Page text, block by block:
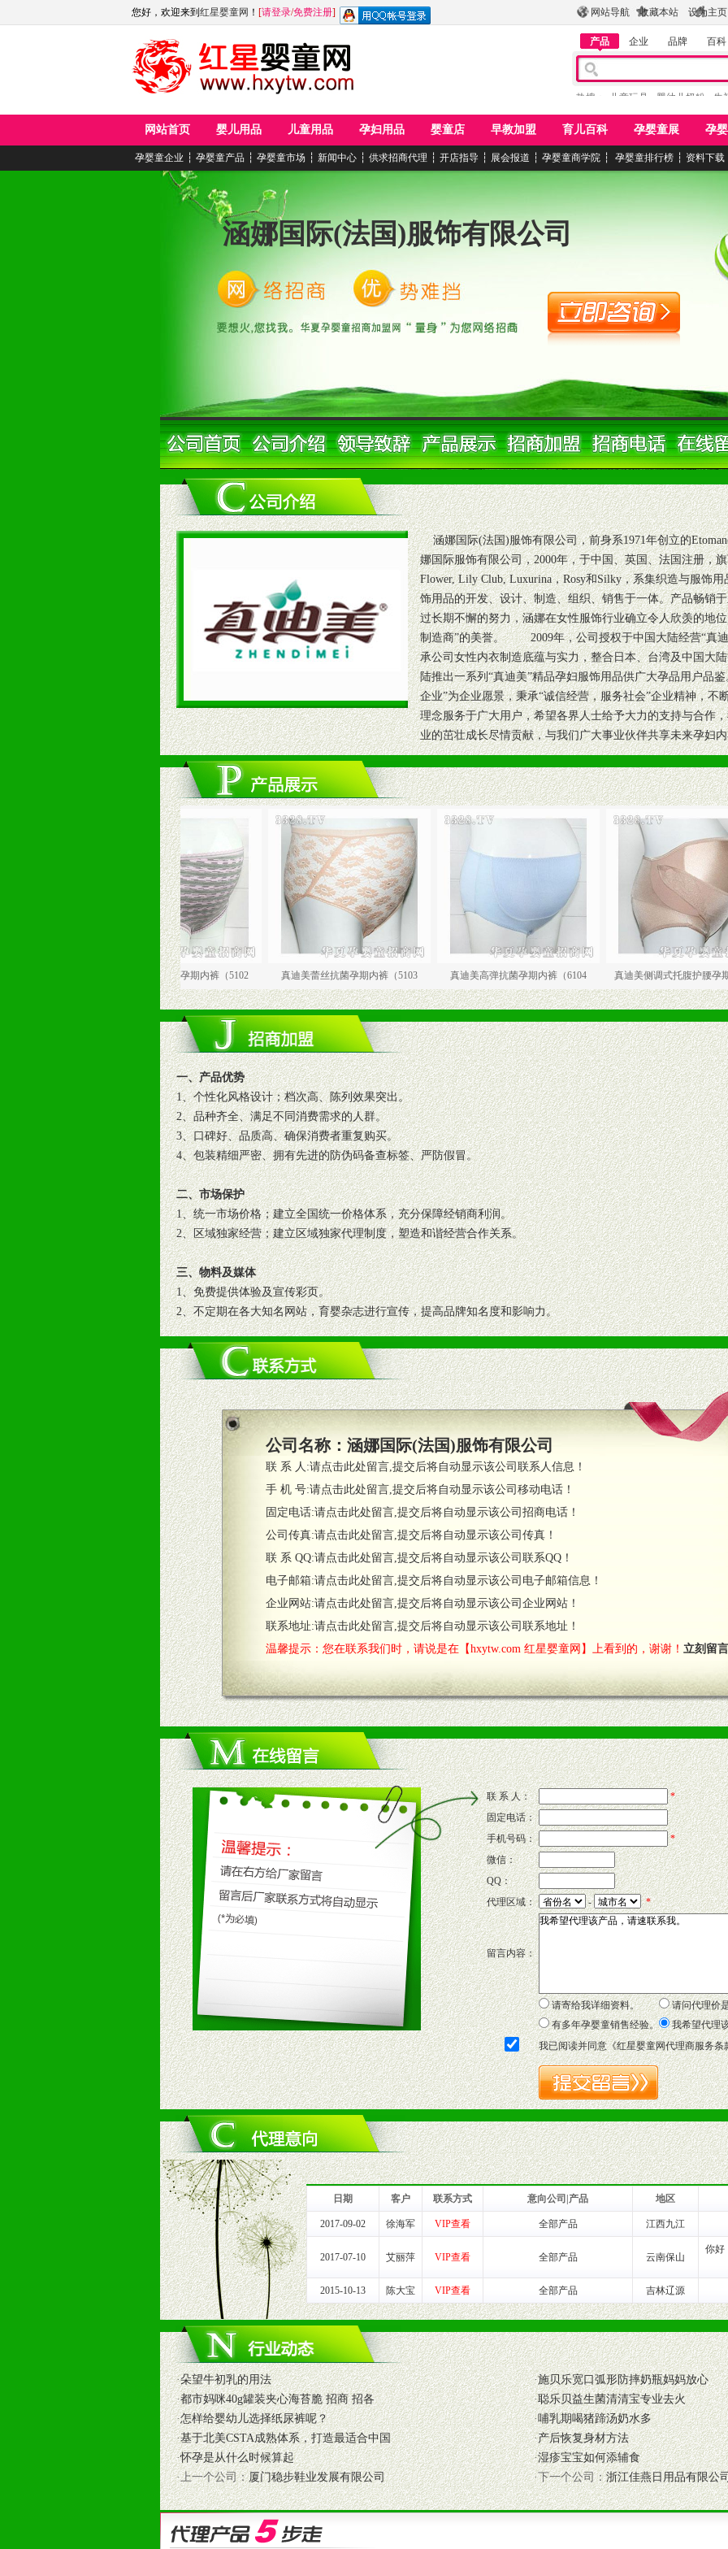
网站导航 收藏本站 设为主页
您好，欢迎来到 红星婴童网 ！ [请登录/免费注册]
产品 企业 品牌 百科
热搜： 儿童玩具 婴幼儿奶粉 牛
网站首页 婴儿用品 儿童用品 孕妇用品 婴童店 早教加盟 育儿百科 孕婴童展 孕
孕婴童企业 ┆ 孕婴童产品 ┆ 孕婴童市场 ┆ 新闻中心 ┆ 供求招商代理 ┆ 开店指导 ┆ 展会报道 ┆ 孕婴童商学院 ┆ 孕婴童排行榜 ┆ 资料下载
涵娜国际(法国)服饰有限公司
涵娜国际(法国)服饰有限公司，前身系1971年创立的
娜国际服饰有限公司，2000年，于中国、英国、法国注册，旗
Flower, Lily Club, Luxurina，Rosy和Silky，系集织造与服饰
饰用品的开发、设计、制造、组织、销售于一体。产品畅销
过长期不懈的努力，涵娜在女性服饰行业确立令人欣羡的地
制造商”的美誉。 2009年，公司授权于中国大陆经营“真迪
承公司女性内衣制造底蕴与实力，整合日本、台湾及中国大
陆推出一系列“真迪美”精品孕妇服饰用品供广大孕品用户
企业”为企业愿景，秉承“诚信经营，服务社会”企业精神，不
理念服务于广大用户，希望各界人士给予大力的支持与合作
业的茁壮成长尽情贡献，与我们广大事业伙伴共享未来孕妇
真迪美色织抗菌孕期内裤（5102 真迪美蕾丝抗菌孕期内裤（5103 真迪美高弹抗菌孕期内裤（6104 真迪美侧调式托腹护腰孕期裤（68
一、产品优势
1、个性化风格设计；档次高、陈列效果突出。
2、品种齐全、满足不同消费需求的人群。
3、口碑好、品质高、确保消费者重复购买。
4、包装精细严密、拥有先进的防伪码备查标签、严防假冒。
二、市场保护
1、统一市场价格；建立全国统一价格体系，充分保障经销商利润。
2、区域独家经营；建立区域独家代理制度，塑造和谐经营合作关系。
三、物料及媒体
1、免费提供体验及宣传彩页。
2、不定期在各大知名网站，育婴杂志进行宣传，提高品牌知名度和影响力。
3、根据地方实际情况提供销售喷绘画、促销架等销售道具。
四、市场操作及支持
1、根据区域市场协助制定具体营销策略。
2、根据具体情况公司给予必要市场支持。
3、根据市场需要，派驻区域销售人员全程跟踪服务，以确保产品顺利销售。
4、根据市场情况公司给予专职或兼职的业务代表及终端导购支持。
五、退换货制度
1、给予前期市场操作一定比例退换货政策。
2、对于临期，滞销品给予一定比例调换政策。
六、服务优势
1、完善的信息服务咨询中心：本着对代理商负责的态度，我们将及时回复您的疑问。
2、售后服务：突发性产品问题或消费者意见反馈，我们予以及时受理记录并合理妥善解决。
3、我们时刻整理各区销售情况，帮您诊断、分析市场，及时收编销售效果显着的案例，与您共商启动市场。
七、招商代理（全国各地）
1、认同我们的经营理念。
2、具备较好商业信誉和资金实力。
3、具备区域内良好的终端网点和销售渠道。
4、具备一定业务团队能力覆盖区域的流通渠道，孕婴童渠道，医药渠道并为之提供配送服务。
5、具备较强的市场操作意识，投入意识和配合意识。
八、品牌产品
1、不断提升品牌的知名度，美誉度。
2、不断开创新产品不断满足消费者的新需求及适应市场变化。
九、加盟优势
1、广告企划支持：产品手册、POP宣传画、三折页及宣传礼品全面配赠，免费提供软硬性平面广告、电台广
场武器。
2、市场保护支持：供优质产品，全套合法经营手续，采取统一底价供货、严格保证区域市场独占，杜绝串货
3、对代理商、经销商提供公司资执证明复印件，财务以帐单，税务发票，产品质量报告检测单，产品批号；
4、营销技术支持：因地制宜，采取方案，专家顾问团提供专柜、社区、HS、名人营销等各种模式市场实战操
5、返利奖励支持：累计进货奖励，年终完成任务返利。
6、售后服务支持：营销全程跟踪服务，提供企划、咨询、培训等企业售后服务。
7、退换货支持：诚信为本的退换货保障制度，使经销商市场操作全程无忧。
十、代理条件
1、拥有婴幼儿产品经销网络，营养品或保健食品相关渠道者。
2、认同公司产品及经营理念，有良好的商业道德，良好的商誉，良好的市场网络的公司及销售自然人。
3、严格按照统一最低渠道价格，统一最低零售价销售，保证良性的价格体系，保证均衡的利润体系。
4、具有一定的资金实力，良好的商业信誉，具备地理区位优势。
5、为维护区域经销商利益，不得窜货。
十一、公司支持
1、免费人员培训支持
由销售明星、业务拓展能手、专业营养师、儿童营养专家为客户提供包括销售、营养、售后服务等各项专业培
2、终端宣传品支持
提供全国统一的产品手册、妈妈手册、VI手册、专柜、POP终端宣传物料、多样化的促销物品、礼品等。
3、大型促销活动支持
根据市场开发需要，为代理商、经销商提供活动策划，物料支持、人员支持等。媒体宣传支持
专业的孕婴童媒体、杂志、直销目录等全国性投放，扩大产品体宣传支持
专业的孕婴童媒体、杂志、直销目录等全国性投放，扩大产品宣传，提高产品美誉度。
4、专业完善的售后服务支持
5、确保经销商相应区域内的独家垄断性经营权益。
6、实施经营管理支持，根据经销商销售情况派人员驻地指导。
7、严格控制价格的波动，并给予相应的政策，充分保证经销产品丰厚的利润空间和市场经营的高额回报。
8、提供合理的退换货保障制度，保证经销商合作零风险。
9、及时有力的推出各种终端促销活动来帮助经销商启动和拉动市场销售，提供终端物料及宣传促销用品的支
拉宝、海报、试用装等）
10、提供信息支持，使经销商商融入公司经营中，充分了解来自公司的行销计划，产品的发展，以及行业市场
11、提供方便、快捷、灵活、安全、高效和准确的后勤配送物。
公司名称： 涵娜国际(法国)服饰有限公司
联 系 人:请点击此处留言,提交后将自动显示该公司联系人信息！
手 机 号:请点击此处留言,提交后将自动显示该公司移动电话！
固定电话:请点击此处留言,提交后将自动显示该公司招商电话！
公司传真:请点击此处留言,提交后将自动显示该公司传真！
联 系 QQ:请点击此处留言,提交后将自动显示该公司联系QQ！
电子邮箱:请点击此处留言,提交后将自动显示该公司电子邮箱信息！
企业网站:请点击此处留言,提交后将自动显示该公司企业网站！
联系地址:请点击此处留言,提交后将自动显示该公司联系地址！
温馨提示：您在联系我们时，请说是在【hxytw.com 红星婴童网】上看到的，谢谢！ 立刻留言
联 系 人：
*
固定电话：
手机号码：
*
微信：
QQ：
代理区域：
- *
留言内容：
请寄给我详细资料。
请问代理价
有多年孕婴童销售经验。
我希望代理
我已阅读并同意《红星婴童网代理商服务条
日期 客户 联系方式 意向公司|产品 地区
2017-09-02 徐海军 VIP查看 全部产品 江西九江
2017-07-10 艾丽萍 VIP查看 全部产品 云南保山
你好
2015-10-13 陈大宝 VIP查看 全部产品 吉林辽源
·朵望牛初乳的用法 ·施贝乐宽口弧形防摔奶瓶妈妈放心
·都市妈咪40g罐装夹心海苔脆 招商 招各 ·聪乐贝益生菌清清宝专业去火
·怎样给婴幼儿选择纸尿裤呢？ ·哺乳期喝猪蹄汤奶水多
·基于北美CSTA成熟体系，打造最适合中国 ·产后恢复身材方法
·怀孕是从什么时候算起 ·湿疹宝宝如何添辅食
·上一个公司：厦门稳步鞋业发展有限公司 ·下一个公司：浙江佳燕日用品有限公